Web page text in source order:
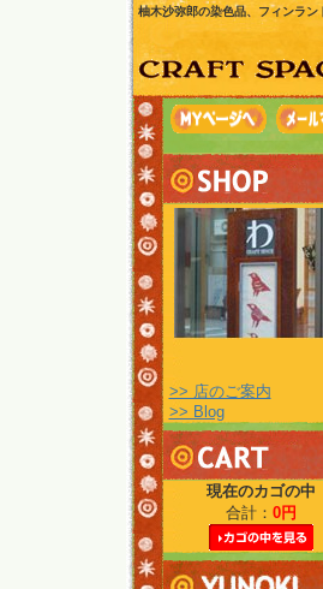
柚木沙弥郎の染色品、フィンラ
>> 店のご案内
>> Blog
現在のカゴの中
合計： 0円